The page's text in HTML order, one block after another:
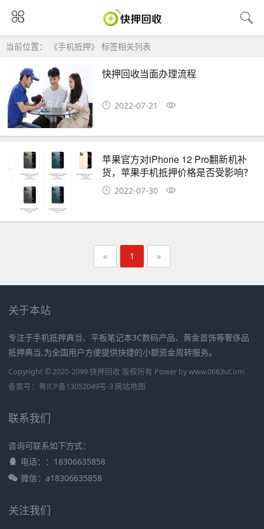
当前位置： 《手机抵押》 标签相关列表
快押回收当面办理流程
2022-07-21
苹果官方对iPhone 12 Pro翻新机补
货，苹果手机抵押价格是否受影响？
2022-07-30
« 1 »
关于本站
专注于手机抵押典当、平板笔记本3C数码产品、黄金首饰等奢侈品
抵押典当,为全国用户方便提供快捷的小额资金周转服务。
Copyright © 2020-2099 快押回收 版权所有 Power bywww.0663v.Com
备案号： 粤ICP备13052049号-3 网站地图
联系我们
咨询可联系如下方式：
电话：：18306635858
微信：a18306635858
关注我们